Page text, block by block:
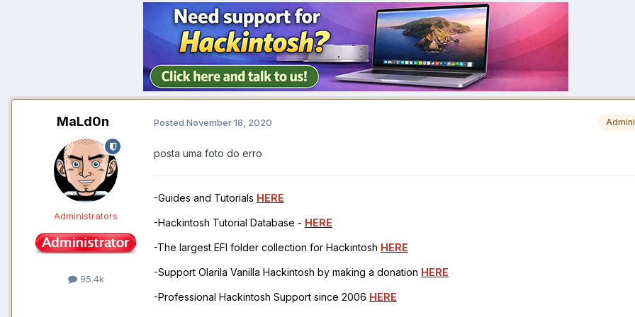
MaLd0n
Administrators
95.4k
Posted November 18, 2020
posta uma foto do erro
-Guides and Tutorials HERE
-Hackintosh Tutorial Database - HERE
-The largest EFI folder collection for Hackintosh HERE
-Support Olarila Vanilla Hackintosh by making a donation HERE
-Professional Hackintosh Support since 2006 HERE